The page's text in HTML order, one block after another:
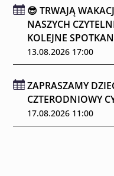
😎 TRWAJĄ
NASZYCH
KOLEJNE
13.08.2026 17:00
ZAPRASZAMY
CZTERODNIOWY
17.08.2026 11:00